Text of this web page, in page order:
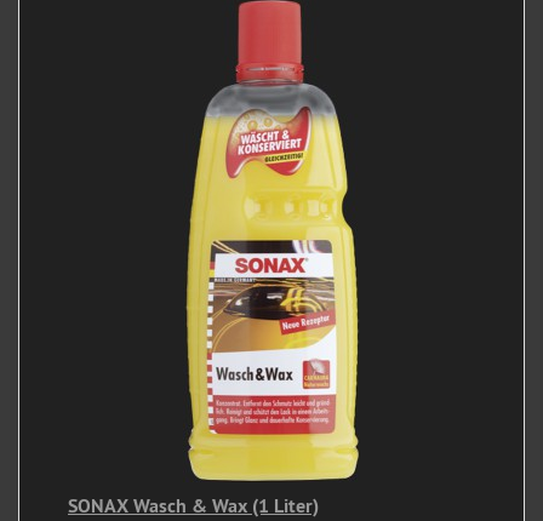
SONAX Wasch & Wax (1 Liter)